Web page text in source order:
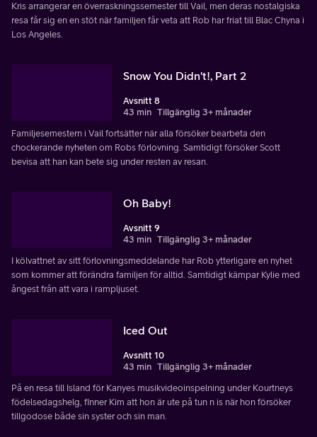
Kris arrangerar en överraskningssemester till Vail, men deras nostalgiska
resa får sig en en stöt när familjen får veta att Rob har friat till Blac Chyna i
Los Angeles.
Snow You Didn't!, Part 2
Avsnitt 8
43 min Tillgänglig 3+ månader
Familjesemestern i Vail fortsätter när alla försöker bearbeta den
chockerande nyheten om Robs förlovning. Samtidigt försöker Scott
bevisa att han kan bete sig under resten av resan.
Oh Baby!
Avsnitt 9
43 min Tillgänglig 3+ månader
I kölvattnet av sitt förlovningsmeddelande har Rob ytterligare en nyhet
som kommer att förändra familjen för alltid. Samtidigt kämpar Kylie med
ångest från att vara i rampljuset.
Iced Out
Avsnitt 10
43 min Tillgänglig 3+ månader
På en resa till Island för Kanyes musikvideoinspelning under Kourtneys
födelsedagshelg, finner Kim att hon är ute på tun n is när hon försöker
tillgodose både sin syster och sin man.